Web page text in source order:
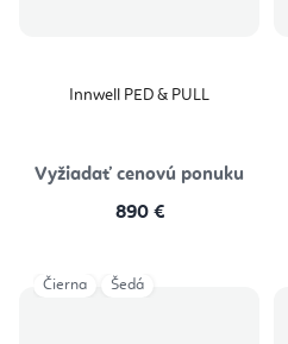
Innwell PED & PULL
Vyžiadať cenovú ponuku
890 €
Čierna Šedá